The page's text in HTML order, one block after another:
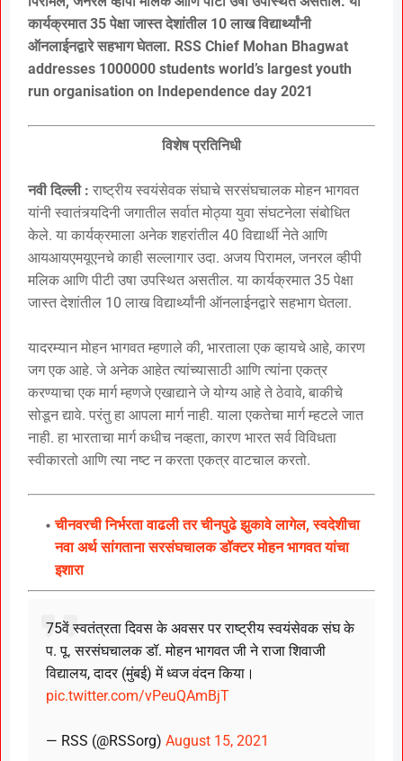
कार्यक्रमात 35 पेक्षा जास्त देशांतील 10 लाख विद्यार्थ्यांनी
ऑनलाईनद्वारे सहभाग घेतला. RSS Chief Mohan Bhagwat
addresses 1000000 students world’s largest youth
run organisation on Independence day 2021
विशेष प्रतिनिधी
नवी दिल्ली : राष्ट्रीय स्वयंसेवक संघाचे सरसंघचालक मोहन भागवत
यांनी स्वातंत्र्यदिनी जगातील सर्वात मोठ्या युवा संघटनेला संबोधित
केले. या कार्यक्रमाला अनेक शहरांतील 40 विद्यार्थी नेते आणि
आयआयएमयूएनचे काही सल्लागार उदा. अजय पिरामल, जनरल व्हीपी
मलिक आणि पीटी उषा उपस्थित असतील. या कार्यक्रमात 35 पेक्षा
जास्त देशांतील 10 लाख विद्यार्थ्यांनी ऑनलाईनद्वारे सहभाग घेतला.
यादरम्यान मोहन भागवत म्हणाले की, भारताला एक व्हायचे आहे, कारण
जग एक आहे. जे अनेक आहेत त्यांच्यासाठी आणि त्यांना एकत्र
करण्याचा एक मार्ग म्हणजे एखाद्याने जे योग्य आहे ते ठेवावे, बाकीचे
सोडून द्यावे. परंतु हा आपला मार्ग नाही. याला एकतेचा मार्ग म्हटले जात
नाही. हा भारताचा मार्ग कधीच नव्हता, कारण भारत सर्व विविधता
स्वीकारतो आणि त्या नष्ट न करता एकत्र वाटचाल करतो.
चीनवरची निर्भरता वाढली तर चीनपुढे झुकावे लागेल, स्वदेशीचा
नवा अर्थ सांगताना सरसंघचालक डॉक्टर मोहन भागवत यांचा
इशारा
75वें स्वतंत्रता दिवस के अवसर पर राष्ट्रीय स्वयंसेवक संघ के
प. पू. सरसंघचालक डॉ. मोहन भागवत जी ने राजा शिवाजी
विद्यालय, दादर (मुंबई) में ध्वज वंदन किया।
pic.twitter.com/vPeuQAmBjT
— RSS (@RSSorg) August 15, 2021